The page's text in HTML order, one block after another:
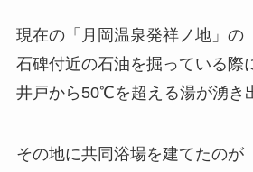
現在の「月岡温泉発祥ノ地」の
石碑付近の石油を掘っている際
井戸から50℃を超える湯が湧き
その地に共同浴場を建てたのが